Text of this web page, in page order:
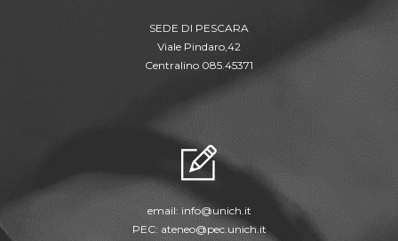
SEDE DI PESCARA
Viale Pindaro,42
Centralino 085.45371
email: info@unich.it
PEC: ateneo@pec.unich.it